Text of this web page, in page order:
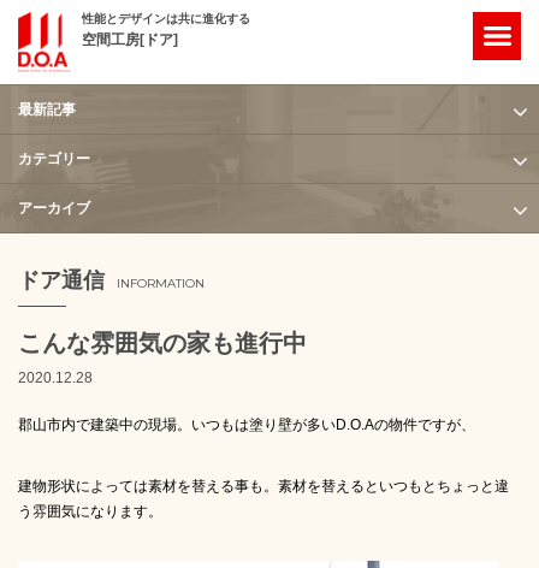
性能とデザインは共に進化する
空間工房[ドア]
ホーム
最新記事
カテゴリー
アーカイブ
ドア通信 INFORMATION
こんな雰囲気の家も進行中
2020.12.28
郡山市内で建築中の現場。いつもは塗り壁が多いD.O.Aの物件ですが、
建物形状によっては素材を替える事も。素材を替えるといつもとちょっと違
う雰囲気になります。